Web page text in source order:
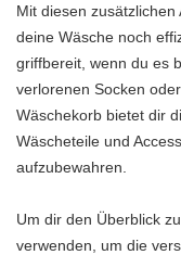
Mit diesen
deine Wäsche noch
griffbereit, wenn du es
verlorenen Socken
Wäschekorb bietet dir
Wäscheteile und
aufzubewahren.
Um dir den Überblick
verwenden, um die